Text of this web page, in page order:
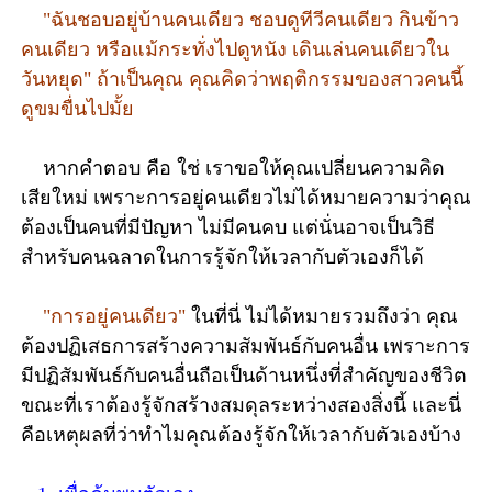
"ฉันชอบอยู่บ้านคนเดียว ชอบดูทีวีคนเดียว กินข้าว
คนเดียว หรือแม้กระทั่งไปดูหนัง เดินเล่นคนเดียวใน
วันหยุด" ถ้าเป็นคุณ คุณคิดว่าพฤติกรรมของสาวคนนี้
ดูขมขื่นไปมั้ย
หากคำตอบ คือ ใช่ เราขอให้คุณเปลี่ยนความคิด
เสียใหม่ เพราะการอยู่คนเดียวไม่ได้หมายความว่าคุณ
ต้องเป็นคนที่มีปัญหา ไม่มีคนคบ แต่นั่นอาจเป็นวิธี
สำหรับคนฉลาดในการรู้จักให้เวลากับตัวเองก็ได้
"การอยู่คนเดียว"ในที่นี่ ไม่ได้หมายรวมถึงว่า คุณ
ต้องปฏิเสธการสร้างความสัมพันธ์กับคนอื่น เพราะการ
มีปฏิสัมพันธ์กับคนอื่นถือเป็นด้านหนึ่งที่สำคัญของชีวิต
ขณะที่เราต้องรู้จักสร้างสมดุลระหว่างสองสิ่งนี้ และนี่
คือเหตุผลที่ว่าทำไมคุณต้องรู้จักให้เวลากับตัวเองบ้าง